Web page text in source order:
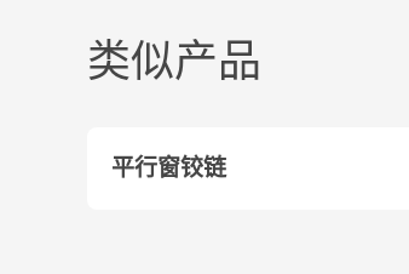
类似产品
平行窗铰链